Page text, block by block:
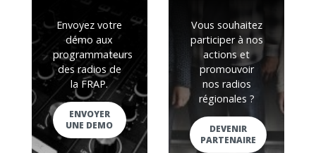
Envoyez votre
démo aux
programmateurs
des radios de
la FRAP.
ENVOYER
UNE DEMO
Vous souhaitez
participer à nos
actions et
promouvoir
nos radios
régionales ?
DEVENIR
PARTENAIRE